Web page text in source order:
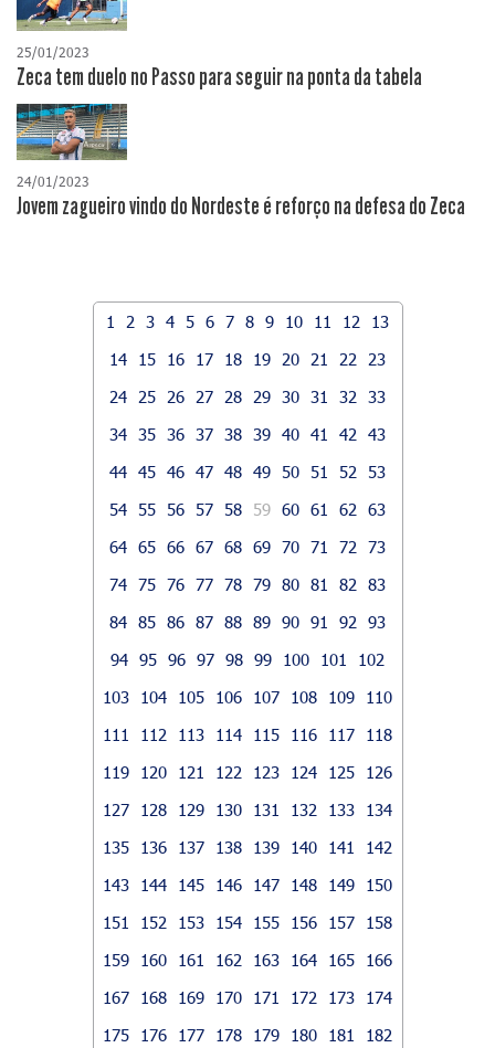
25/01/2023
Zeca tem duelo no Passo para seguir na ponta da tabela
24/01/2023
Jovem zagueiro vindo do Nordeste é reforço na defesa do Zeca
1 2 3 4 5 6 7 8 9 10 11 12
13
14
15 16 17 18 19 20 21 22
23
24
25 26 27 28 29 30 31 32
33
34 35 36 37 38 39 40 41 42
43
44 45 46 47 48 49 50 51 52
53
54 55 56 57 58 59 60 61 62
63
64 65 66 67 68 69 70 71 72
73
74 75 76 77 78 79 80 81 82
83
84 85 86 87 88 89 90 91 92
93
94 95 96 97 98 99 100 101
102
103
104 105 106 107 108 109
110
111
112 113 114 115 116 117
118
119
120 121 122 123 124 125
126
127
128 129 130 131 132 133
134
135
136 137 138 139 140 141
142
143
144 145 146 147 148 149
150
151
152 153 154 155 156 157
158
159
160 161 162 163 164 165
166
167
168 169 170 171 172 173
174
175
176 177 178 179 180 181
182